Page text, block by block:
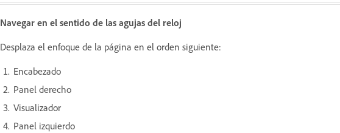
Navegar en el sentido de las agujas del reloj
Desplaza el enfoque de la página en el orden siguiente:
Encabezado
Panel derecho
Visualizador
Panel izquierdo